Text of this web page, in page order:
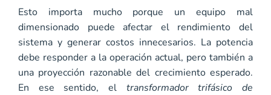
Esto importa mucho porque un equipo mal
dimensionado puede afectar el rendimiento del
sistema y generar costos innecesarios. La potencia
debe responder a la operación actual, pero también a
una proyección razonable del crecimiento esperado.
En ese sentido, el transformador trifásico de